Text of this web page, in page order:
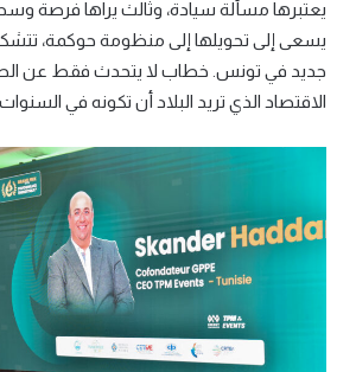
يعتبرها مسألة سيادة، وثالث يراها فرصة وسط
يسعى إلى تحويلها إلى منظومة حوكمة،
جديد في تونس. خطاب لا يتحدث فقط عن
الاقتصاد الذي تريد البلاد أن تكونه في